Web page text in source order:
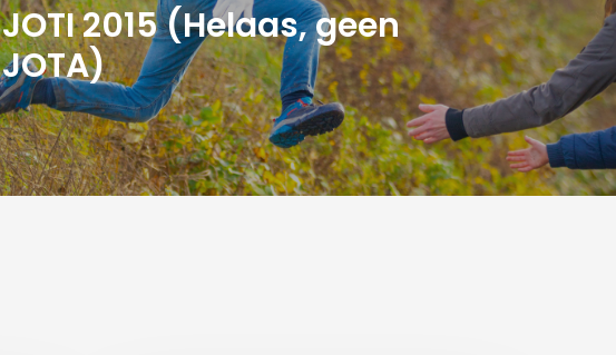
JOTI 2015 (Helaas, geen
JOTA)